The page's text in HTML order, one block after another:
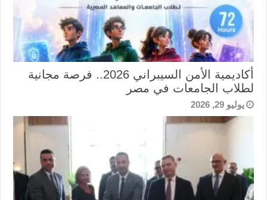
أكاديمية الأمن السيبراني 2026.. فرصة مجانية
لطلاب الجامعات في مصر
يوليو 29, 2026